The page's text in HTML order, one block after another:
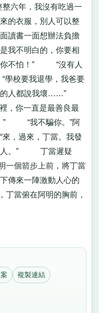
整六年，我沒有吃過一
的衣服，別人可以整
讀書一面想辦法負擔
我不明白的，你要相
你不怕！” “沒有人
學校要我退學，我爸要
有的人都說我壞……”
，你一直是最善良最
” “我不騙你。”阿
來，過來，丁當。我發
人。” 丁當遲疑
個箭步上前，將丁當
傳來一陣激動人心的
當俯在阿明的胸前，
複製連結